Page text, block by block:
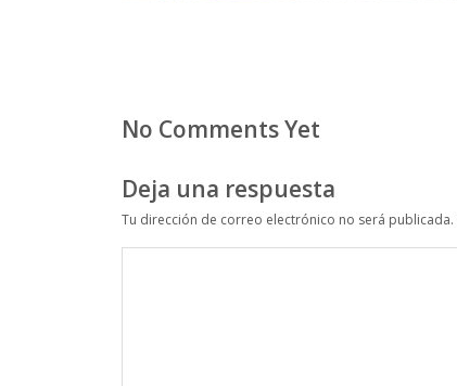
No Comments Yet
Deja una respuesta
Tu dirección de correo electrónico no será publicada.